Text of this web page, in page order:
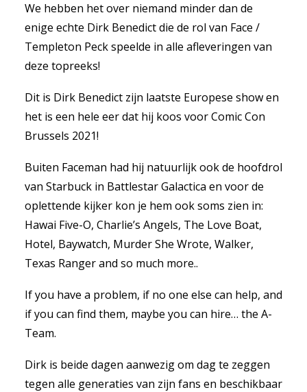
We hebben het over niemand minder dan de
enige echte Dirk Benedict die de rol van Face /
Templeton Peck speelde in alle afleveringen van
deze topreeks!
Dit is Dirk Benedict zijn laatste Europese show en
het is een hele eer dat hij koos voor Comic Con
Brussels 2021!
Buiten Faceman had hij natuurlijk ook de hoofdrol
van Starbuck in Battlestar Galactica en voor de
oplettende kijker kon je hem ook soms zien in:
Hawai Five-O, Charlie’s Angels, The Love Boat,
Hotel, Baywatch, Murder She Wrote, Walker,
Texas Ranger and so much more..
If you have a problem, if no one else can help, and
if you can find them, maybe you can hire… the A-
Team.
Dirk is beide dagen aanwezig om dag te zeggen
tegen alle generaties van zijn fans en beschikbaar